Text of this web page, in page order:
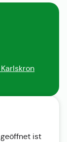
geöffnet ist